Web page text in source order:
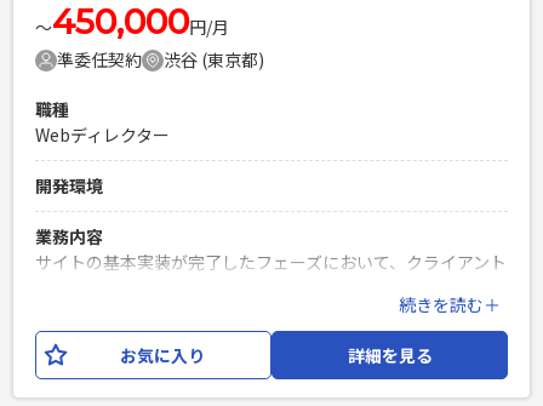
Laravelを用いた開発経験1年以上
エンジニア複数人のチームでの開発経験
〜450,000円/月
準委任契約
渋谷 (東京都)
職種
Webディレクター
開発環境
業務内容
サイトの基本実装が完了したフェーズにおいて、クライアント
原稿とテストアップされたWebサイトの突合・チェック業務
をご担当いただきます。 ※自ら手を動かすコーディング（実
装）業務は発生しません。 ※実装チームとは別軸でのチェッ
続きを読む＋
お気に入り 詳細を見る